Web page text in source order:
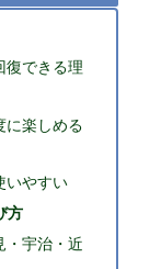
復できる理
に楽しめる
いやすい
方
・宇治・近